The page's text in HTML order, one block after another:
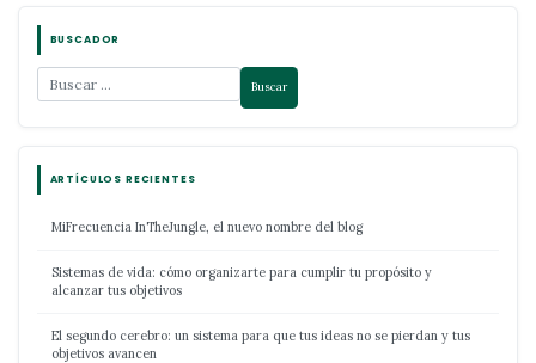
BUSCADOR
ARTÍCULOS RECIENTES
MiFrecuencia InTheJungle, el nuevo nombre del blog
Sistemas de vida: cómo organizarte para cumplir tu propósito y
alcanzar tus objetivos
El segundo cerebro: un sistema para que tus ideas no se pierdan y tus
objetivos avancen